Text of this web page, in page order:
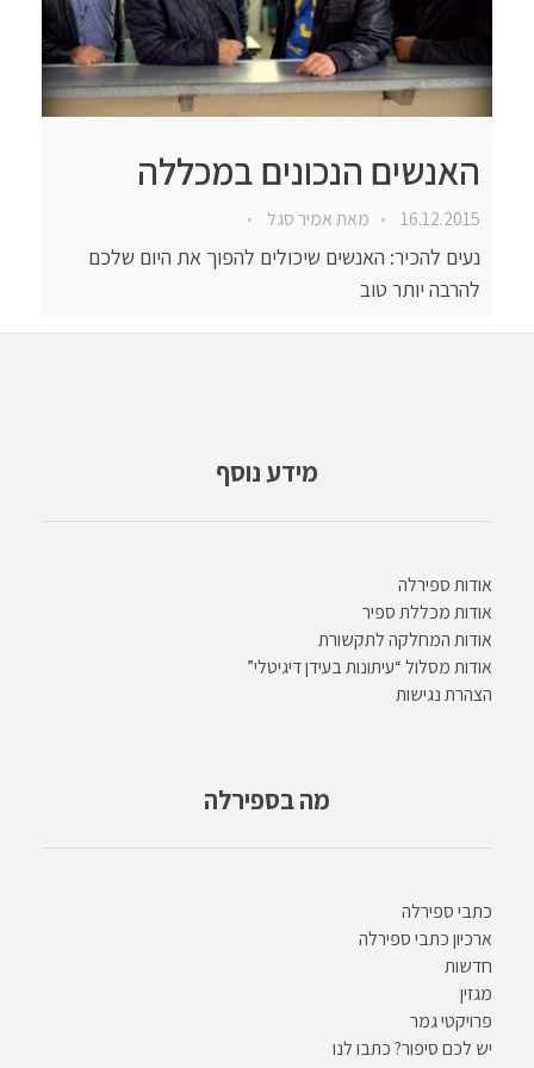
האנשים הנכונים במכללה
16.12.2015 מאתאמיר סגל
נעים להכיר: האנשים שיכולים להפוך את היום שלכם
להרבה יותר טוב
מידע נוסף
אודות ספירלה
אודות מכללת ספיר
אודות המחלקה לתקשורת
אודות מסלול “עיתונות בעידן דיגיטלי”
הצהרת נגישות
מה בספירלה
כתבי ספירלה
ארכיון כתבי ספירלה
חדשות
מגזין
פרויקטי גמר
יש לכם סיפור? כתבו לנו